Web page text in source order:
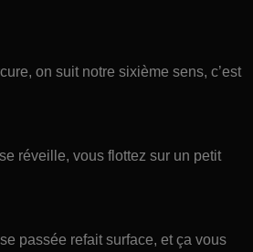
on suit notre sixième sens, c’est
réveille, vous flottez sur un petit
passée refait surface, et ça vous